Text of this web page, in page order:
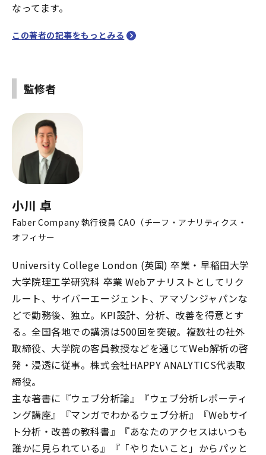
なってます。
この著者の記事をもっとみる
監修者
小川 卓
Faber Company 執行役員 CAO（チーフ・アナリティクス・
オフィサー
University College London (英国) 卒業・早稲田大学
大学院理工学研究科 卒業 Webアナリストとしてリク
ルート、サイバーエージェント、アマゾンジャパンな
どで勤務後、独立。KPI設計、分析、改善を得意とす
る。全国各地での講演は500回を突破。複数社の社外
取締役、大学院の客員教授などを通じてWeb解析の啓
発・浸透に従事。株式会社HAPPY ANALYTICS代表取
締役。
主な著書に『ウェブ分析論』『ウェブ分析レポーティ
ング講座』『マンガでわかるウェブ分析』『Webサイ
ト分析・改善の教科書』『あなたのアクセスはいつも
誰かに見られている』『「やりたいこと」からパッと